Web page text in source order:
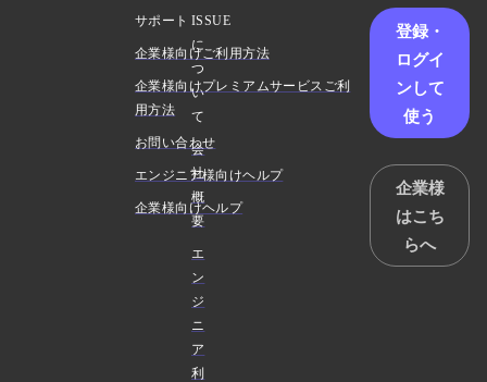
ISSUE
に
つ
い
て
会
社
概
要
エ
ン
ジ
ニ
ア
利
サポート
企業様向けご利用方法
企業様向けプレミアムサービスご利
用方法
お問い合わせ
エンジニア様向けヘルプ
企業様向けヘルプ
登録・
ログイ
ンして
使う
企業様
はこち
らへ